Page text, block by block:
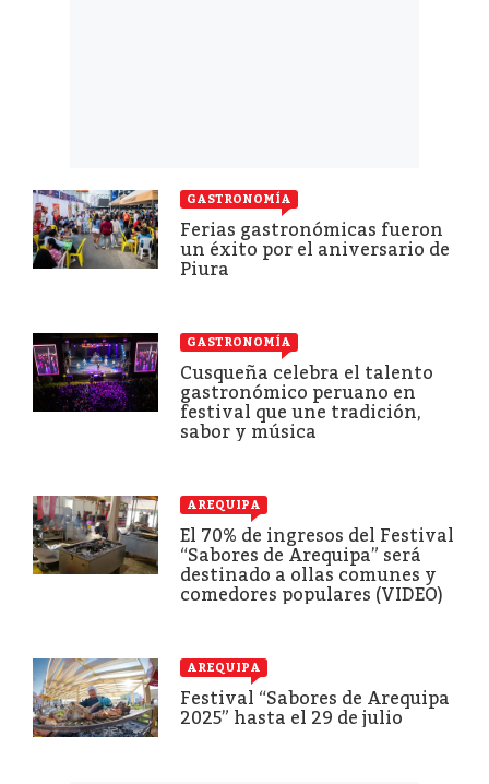
GASTRONOMÍA
Ferias gastronómicas fueron
un éxito por el aniversario de
Piura
GASTRONOMÍA
Cusqueña celebra el talento
gastronómico peruano en
festival que une tradición,
sabor y música
AREQUIPA
El 70% de ingresos del Festival
“Sabores de Arequipa” será
destinado a ollas comunes y
comedores populares (VIDEO)
AREQUIPA
Festival “Sabores de Arequipa
2025” hasta el 29 de julio